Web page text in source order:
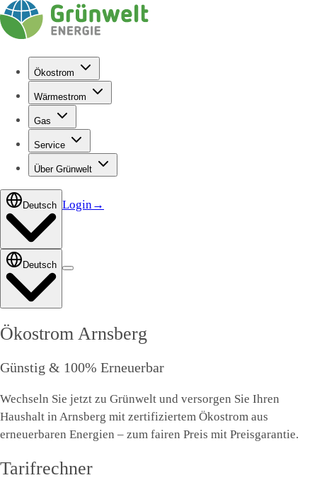
Ökostrom
Wärmestrom
Gas
Service
Über Grünwelt
Deutsch Login→
Deutsch
Ökostrom Arnsberg
Günstig & 100% Erneuerbar
Wechseln Sie jetzt zu Grünwelt und versorgen Sie Ihren
Haushalt in Arnsberg mit zertifiziertem Ökostrom aus
erneuerbaren Energien – zum fairen Preis mit Preisgarantie.
Tarifrechner